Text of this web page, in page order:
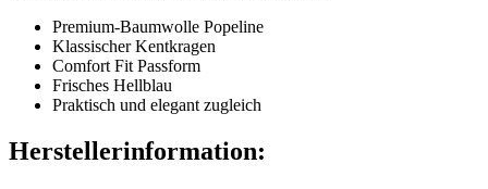
Premium-Baumwolle Popeline
Klassischer Kentkragen
Comfort Fit Passform
Frisches Hellblau
Praktisch und elegant zugleich
Herstellerinformation: